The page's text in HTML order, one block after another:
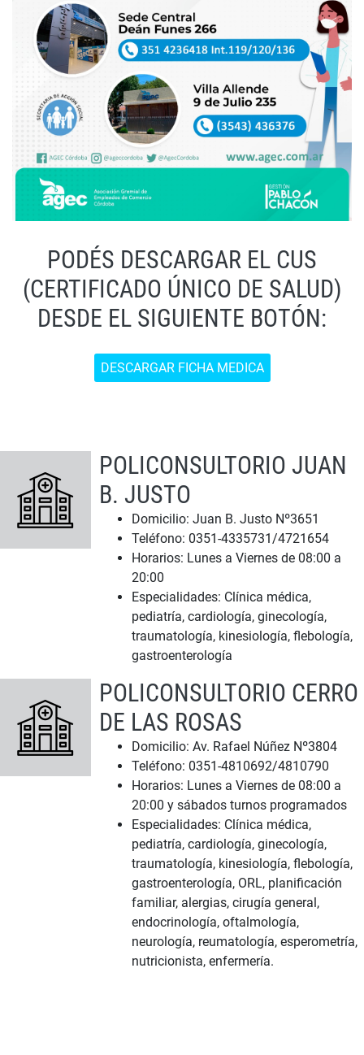
PODÉS DESCARGAR EL CUS
(CERTIFICADO ÚNICO DE SALUD)
DESDE EL SIGUIENTE BOTÓN:
DESCARGAR FICHA MEDICA
POLICONSULTORIO JUAN
B. JUSTO
Domicilio: Juan B. Justo Nº3651
Teléfono: 0351-4335731/4721654
Horarios: Lunes a Viernes de 08:00 a
20:00
Especialidades: Clínica médica,
pediatría, cardiología, ginecología,
traumatología, kinesiología, flebología,
gastroenterología
POLICONSULTORIO CERRO
DE LAS ROSAS
Domicilio: Av. Rafael Núñez Nº3804
Teléfono: 0351-4810692/4810790
Horarios: Lunes a Viernes de 08:00 a
20:00 y sábados turnos programados
Especialidades: Clínica médica,
pediatría, cardiología, ginecología,
traumatología, kinesiología, flebología,
gastroenterología, ORL, planificación
familiar, alergias, cirugía general,
endocrinología, oftalmología,
neurología, reumatología, esperometría,
nutricionista, enfermería.